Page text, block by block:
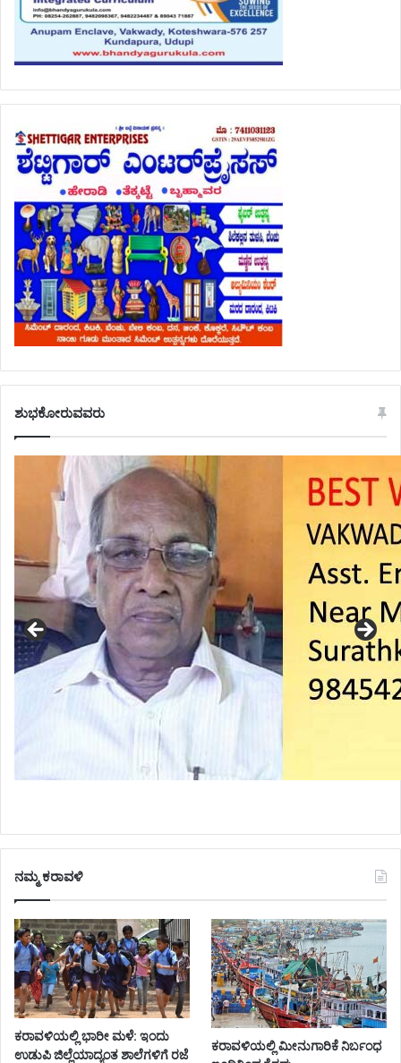
ಶುಭಕೋರುವವರು
ನಮ್ಮ ಕರಾವಳಿ
ಕರಾವಳಿಯಲ್ಲಿ ಭಾರೀ ಮಳೆ: ಇಂದು
ಉಡುಪಿ ಜಿಲ್ಲೆಯಾದ್ಯಂತ ಶಾಲೆಗಳಿಗೆ ರಜೆ
ಕರಾವಳಿಯಲ್ಲಿ ಮೀನುಗಾರಿಕೆ ನಿರ್ಬಂಧ